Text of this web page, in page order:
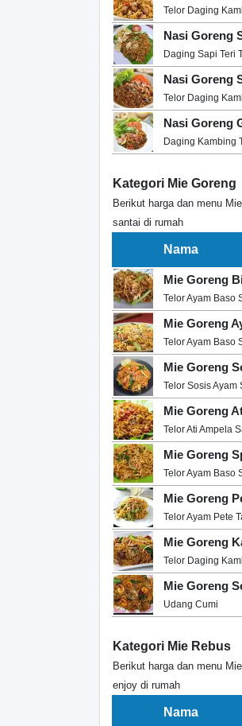
Telor Daging
Nasi Goreng
Daging Sapi Teri
Nasi Goreng
Telor Daging
Nasi Goreng
Daging Kambing
Kategori Mie Goreng
Berikut harga dan menu
santai di rumah
Nama
Mie Goreng
Telor Ayam Baso
Mie Goreng
Telor Ayam Baso
Mie Goreng
Telor Sosis Ayam
Mie Goreng
Telor Ati Ampela
Mie Goreng
Telor Ayam Baso
Mie Goreng
Telor Ayam Pete
Mie Goreng
Telor Daging
Mie Goreng
Udang Cumi
Kategori Mie Rebus
Berikut harga dan menu
enjoy di rumah
Nama